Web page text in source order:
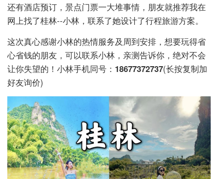
还有酒店预订，景点门票一大堆事情，朋友就推荐我在
网上找了桂林--小林，联系了她设计了行程旅游方案。
这次真心感谢小林的热情服务及周到安排，想要玩得省
心省钱的朋友，可以联系小林，亲测告诉你，绝对不会
让你失望的！小林手机同号： 18677372737(长按复制加
好友询价)